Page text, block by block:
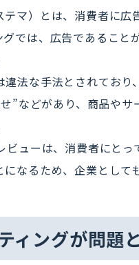
マ）とは、消費者に
では、広告であるこ
違法な手法とされてお
”などがあり、商品や
ューは、消費者にと
なるため、企業として
ィングが問題